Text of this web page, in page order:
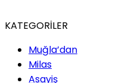
KATEGORİLER
Muğla’dan
Milas
Asayiş